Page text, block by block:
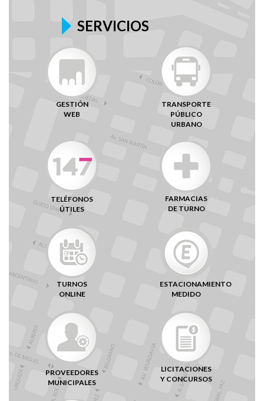
SERVICIOS
GESTIÓN
WEB
TRANSPORTE
PÚBLICO
URBANO
TELÉFONOS
ÚTILES
FARMACIAS
DE TURNO
TURNOS
ONLINE
ESTACIONAMIENTO
MEDIDO
PROVEEDORES
MUNICIPALES
LICITACIONES
Y CONCURSOS